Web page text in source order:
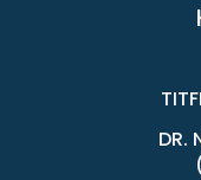
DR.